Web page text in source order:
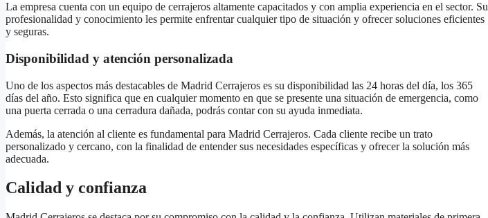
La empresa cuenta con un equipo de cerrajeros altamente capacitados y con amplia experiencia en el sector. Su
profesionalidad y conocimiento les permite enfrentar cualquier tipo de situación y ofrecer soluciones eficientes
y seguras.
Disponibilidad y atención personalizada
Uno de los aspectos más destacables de Madrid Cerrajeros es su disponibilidad las 24 horas del día, los 365
días del año. Esto significa que en cualquier momento en que se presente una situación de emergencia, como
una puerta cerrada o una cerradura dañada, podrás contar con su ayuda inmediata.
Además, la atención al cliente es fundamental para Madrid Cerrajeros. Cada cliente recibe un trato
personalizado y cercano, con la finalidad de entender sus necesidades específicas y ofrecer la solución más
adecuada.
Calidad y confianza